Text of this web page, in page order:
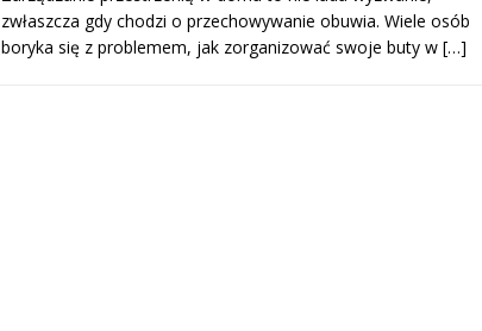
zwłaszcza gdy chodzi o przechowywanie obuwia. Wiele osób
boryka się z problemem, jak zorganizować swoje buty w […]